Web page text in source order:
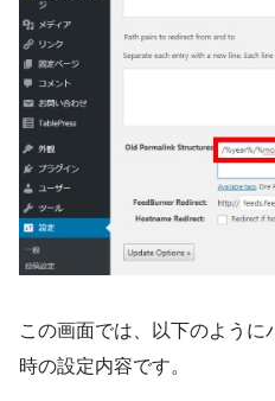
この画面では、以下のように
時の設定内容です。